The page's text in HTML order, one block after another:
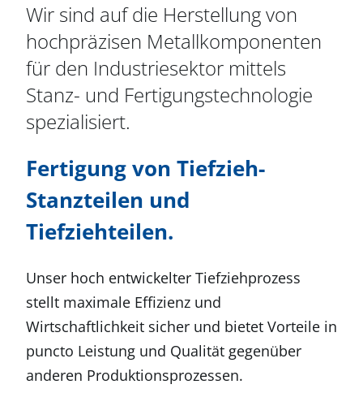
Wir sind auf die Herstellung von
hochpräzisen Metallkomponenten
für den Industriesektor mittels
Stanz- und Fertigungstechnologie
spezialisiert.
Fertigung von Tiefzieh-
Stanzteilen und
Tiefziehteilen.
Unser hoch entwickelter Tiefziehprozess
stellt maximale Effizienz und
Wirtschaftlichkeit sicher und bietet Vorteile in
puncto Leistung und Qualität gegenüber
anderen Produktionsprozessen.